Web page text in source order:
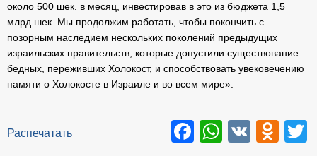
около 500 шек. в месяц, инвестировав в это из бюджета 1,5
млрд шек. Мы продолжим работать, чтобы покончить с
позорным наследием нескольких поколений предыдущих
израильских правительств, которые допустили существование
бедных, переживших Холокост, и способствовать увековечению
памяти о Холокосте в Израиле и во всем мире».
Распечатать Facebook
VK